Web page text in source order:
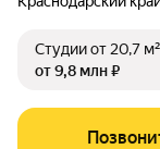
Студииот 20,7 м²
от 9,8 млн ₽